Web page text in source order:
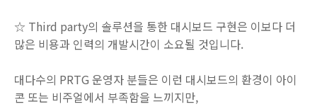
☆ Third party의 솔루션을 통한 대시보드 구현은 이보다 더
많은 비용과 인력의 개발시간이 소요될 것입니다.
대다수의 PRTG 운영자 분들은 이런 대시보드의 환경이 아이
콘 또는 비주얼에서 부족함을 느끼지만,